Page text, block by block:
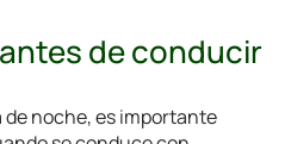
de conducir
noche, es importante